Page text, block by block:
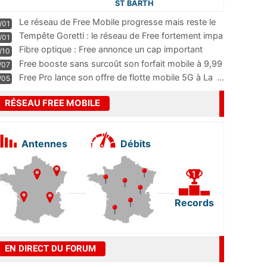
ST BARTH
Le réseau de Free Mobile progresse mais reste le
m
...
Tempête Goretti : le réseau de Free fortement impa
Fibre optique : Free annonce un cap important
pass
...
Free booste sans surcoût son forfait mobile à 9,99
Free Pro lance son offre de flotte mobile 5G à La ...
RÉSEAU FREE MOBILE
Antennes Débits
Records
EN DIRECT DU FORUM